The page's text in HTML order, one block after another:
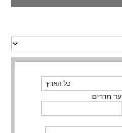
עד חדרים